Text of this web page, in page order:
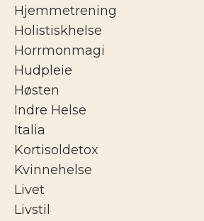
Hjemmetrening
Holistiskhelse
Horrmonmagi
Hudpleie
Høsten
Indre Helse
Italia
Kortisoldetox
Kvinnehelse
Livet
Livstil